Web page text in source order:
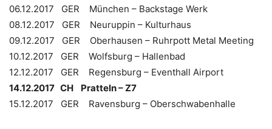
06.12.2017 GER München – Backstage Werk
08.12.2017 GER Neuruppin – Kulturhaus
09.12.2017 GER Oberhausen – Ruhrpott Metal Meeting
10.12.2017 GER Wolfsburg – Hallenbad
12.12.2017 GER Regensburg – Eventhall Airport
14.12.2017 CH Pratteln – Z7
15.12.2017 GER Ravensburg – Oberschwabenhalle